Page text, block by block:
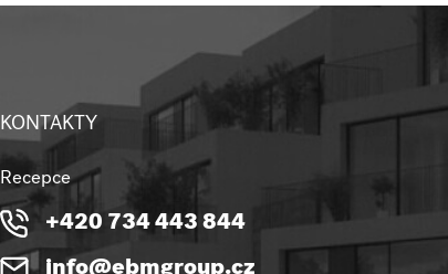
KONTAKTY
Recepce
+420 734 443 844
info@ebmgroup.cz